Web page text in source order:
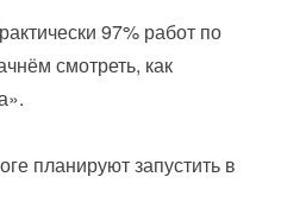
97% работ по
смотреть, как
планируют запустить в